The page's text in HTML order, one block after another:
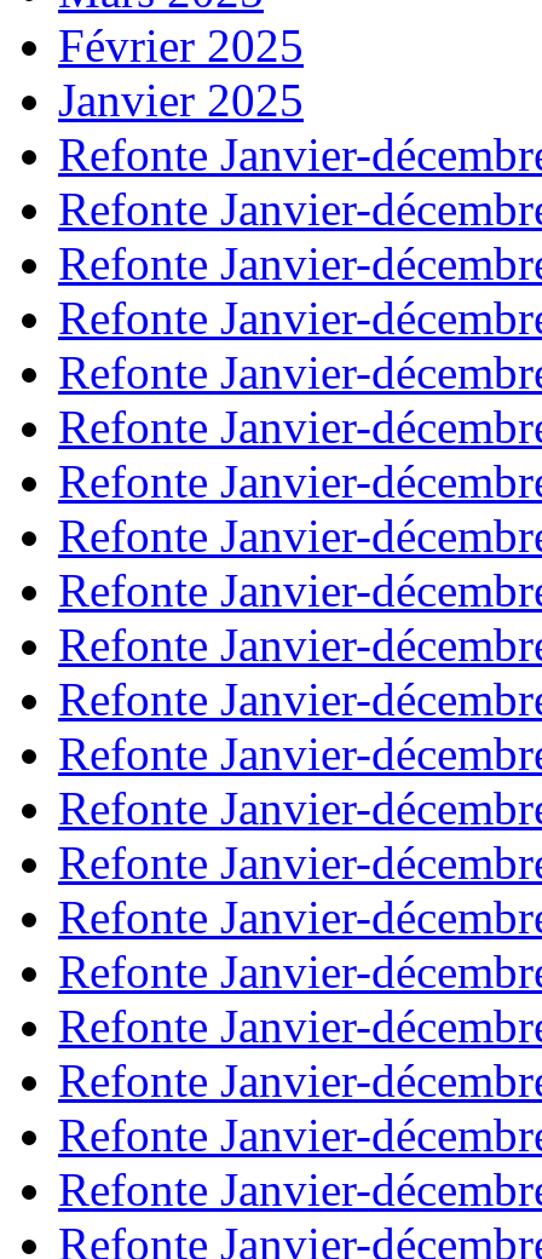
Février 2025
Janvier 2025
Refonte Janvier-
Refonte Janvier-
Refonte Janvier-
Refonte Janvier-
Refonte Janvier-
Refonte Janvier-
Refonte Janvier-
Refonte Janvier-
Refonte Janvier-
Refonte Janvier-
Refonte Janvier-
Refonte Janvier-
Refonte Janvier-
Refonte Janvier-
Refonte Janvier-
Refonte Janvier-
Refonte Janvier-
Refonte Janvier-
Refonte Janvier-
Refonte Janvier-
Refonte Janvier-